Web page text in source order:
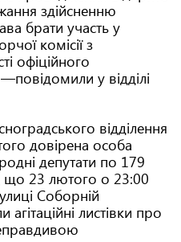
здійсненню
брати участь у
комісії з
офіційного
у відділі
відділення
довірена особа
депутати по 179
що 23 лютого о 23:00
Соборній
листівки про